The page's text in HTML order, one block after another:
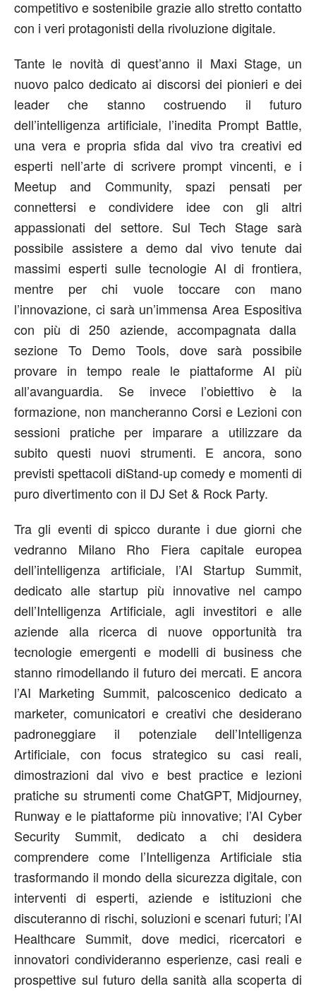
competitivo e sostenibile grazie allostretto contatto
con i veri protagonisti della rivoluzione digitale.
Tante le novità di quest’anno il Maxi Stage, un
nuovo palco dedicato ai discorsi dei pionieri e dei
leader che stanno costruendo il futuro
dell’intelligenza artificiale, l’inedita Prompt Battle,
una vera e propria sfida dal vivo tra creativi ed
esperti nell’arte di scrivere prompt vincenti, e i
Meetup and Community, spazi pensati per
connettersi e condividere idee con gli altri
appassionati del settore. SulTech Stage sarà
possibile assistere a demo dal vivo tenute dai
massimi esperti sulle tecnologie AI di frontiera,
mentre per chi vuole toccare con mano
l’innovazione, ci sarà un’immensaArea Espositiva
con più di 250 aziende, accompagnata dalla
sezione To Demo Tools, dove sarà possibile
provare in tempo reale le piattaforme AI più
all’avanguardia. Se invece l’obiettivo è la
formazione, non mancheranno Corsi e Lezioni con
sessioni pratiche per imparare a utilizzare da
subito questi nuovi strumenti. E ancora, sono
previsti spettacoli diStand-up comedye momenti di
puro divertimento con il DJ Set & Rock Party.
Tra gli eventi di spicco durante i due giorni che
vedranno Milano Rho Fiera capitale europea
dell’intelligenza artificiale, l’AI Startup Summit,
dedicato alle startup più innovative nel campo
dell’Intelligenza Artificiale, agli investitori e alle
aziende alla ricerca di nuove opportunità tra
tecnologie emergenti e modelli di business che
stanno rimodellando il futuro dei mercati. E ancora
l’AI Marketing Summit, palcoscenico dedicato a
marketer, comunicatori e creativi che desiderano
padroneggiare il potenziale dell’Intelligenza
Artificiale, con focus strategico su casi reali,
dimostrazioni dal vivo e best practice e lezioni
pratiche su strumenti come ChatGPT, Midjourney,
Runway e le piattaforme più innovative; l’AI Cyber
Security Summit, dedicato a chi desidera
comprendere come l’Intelligenza Artificiale stia
trasformando il mondo della sicurezza digitale, con
interventi di esperti, aziende e istituzioni che
discuteranno di rischi, soluzioni e scenari futuri; l’AI
Healthcare Summit, dove medici, ricercatori e
innovatori condivideranno esperienze, casi reali e
prospettive sul futuro della sanità alla scoperta di